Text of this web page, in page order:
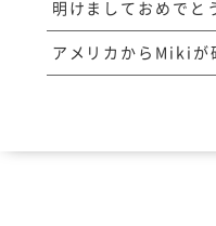
明けましておめでと
アメリカからMikiが